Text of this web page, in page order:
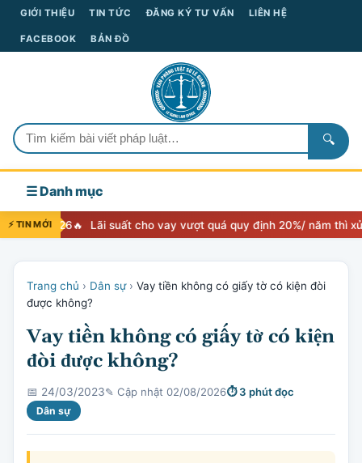
GIỚI THIỆU TIN TỨC ĐĂNG KÝ TƯ VẤN LIÊN HỆ
FACEBOOK BẢN ĐỒ
🔍
☰ Danh mục
⚡ TIN MỚI
Lãi suất cho vay vượt quá quy định 20%/ năm thì xử lý như thế
Trang chủ › Dân sự› Vay tiền không có giấy tờ có kiện đòi
được không?
Vay tiền không có giấy tờ có kiện
đòi được không?
📅 24/03/2023✎ Cập nhật 02/08/2026⏱ 3 phút đọc
Dân sự